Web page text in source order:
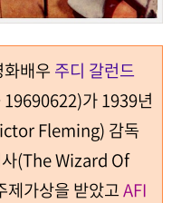
화배우 주디 갈런드
가1939년
Fleming) 감독
(The Wizard Of
제가상을 받았고AFI